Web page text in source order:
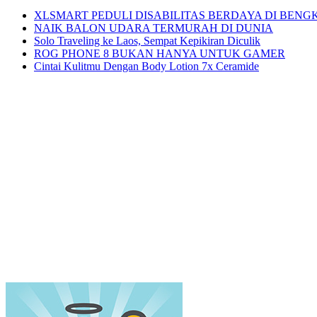
XLSMART PEDULI DISABILITAS BERDAYA DI
NAIK BALON UDARA TERMURAH DI DUNIA
Solo Traveling ke Laos, Sempat Kepikiran Diculik
ROG PHONE 8 BUKAN HANYA UNTUK GAMER
Cintai Kulitmu Dengan Body Lotion 7x Ceramide